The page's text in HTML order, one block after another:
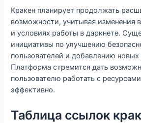
Кракен планирует продолжать
возможности, учитывая изменения
и условиях работы в даркнете.
инициативы по улучшению
пользователей и добавлению
Платформа стремится дать
пользователю работать с
эффективно.
Таблица ссылок